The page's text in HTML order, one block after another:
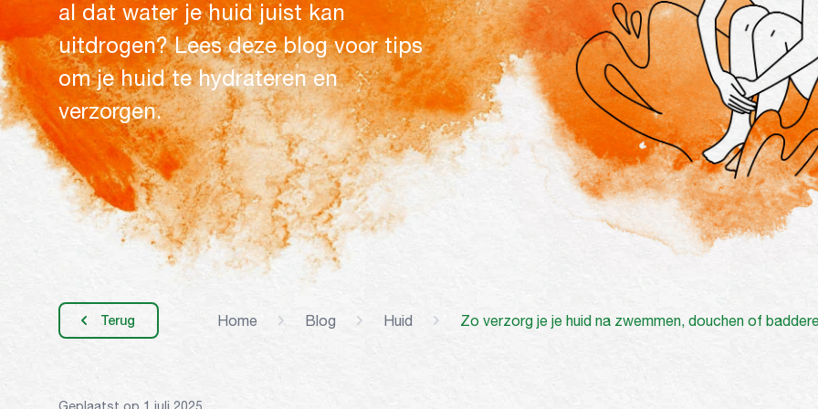
al dat water je huid juist kan
uitdrogen? Lees deze blog voor tips
om je huid te hydrateren en
verzorgen.
Terug Home Blog Huid Zo verzorg je je huid na zwemmen, douchen of